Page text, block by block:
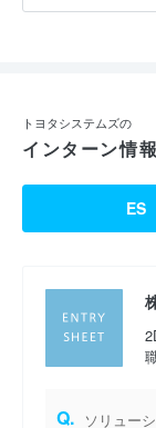
トヨタシステムズの
インターン情
ES
Q. ソリュー